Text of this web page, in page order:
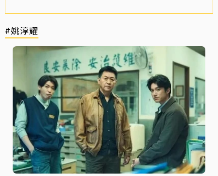
#姚淳耀